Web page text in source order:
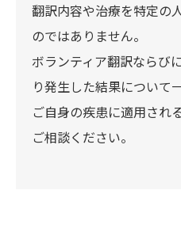
翻訳内容や治療を特定の
のではありません。
ボランティア翻訳ならび
り発生した結果について
ご自身の疾患に適用され
ご相談ください。